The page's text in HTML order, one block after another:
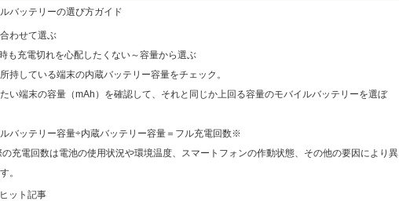
バッテリーの選び方ガイド
わせて選ぶ
も充電切れを心配したくない～容量から選ぶ
持している端末の内蔵バッテリー容量をチェック。
い端末の容量（mAh）を確認して、それと同じか上回る容量のモバイルバッテリーを選ぼ
バッテリー容量÷内蔵バッテリー容量＝フル充電回数※
充電回数は電池の使用状況や環境温度、スマートフォンの作動状態、その他の要因により異
。
ット記事